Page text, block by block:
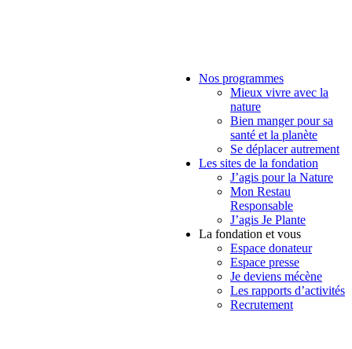
Nos programmes
Mieux vivre avec la
nature
Bien manger pour sa
santé et la planète
Se déplacer autrement
Les sites de la fondation
J’agis pour la Nature
Mon Restau
Responsable
J’agis Je Plante
La fondation et vous
Espace donateur
Espace presse
Je deviens mécène
Les rapports d’activités
Recrutement